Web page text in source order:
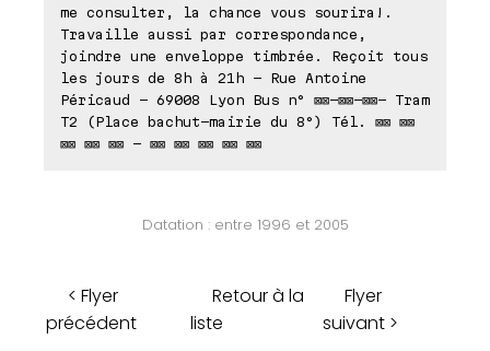
me consulter, la chance vous sourira!.
Travaille aussi par correspondance,
joindre une enveloppe timbrée. Reçoit tous
les jours de 8h à 21h - Rue Antoine
Péricaud - 69008 Lyon Bus n° ⊠⊠-⊠⊠-⊠⊠- Tram
T2 (Place bachut-mairie du 8°) Tél. ⊠⊠ ⊠⊠
⊠⊠ ⊠⊠ ⊠⊠ - ⊠⊠ ⊠⊠ ⊠⊠ ⊠⊠ ⊠⊠
Datation : entre 1996 et 2005
< Flyer
précédent
Retour à la
liste
Flyer
suivant >